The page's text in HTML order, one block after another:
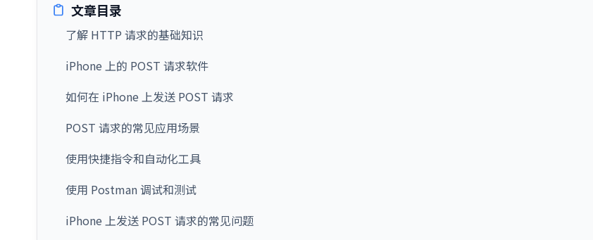
文章目录
了解 HTTP 请求的基础知识
iPhone 上的 POST 请求软件
如何在 iPhone 上发送 POST 请求
POST 请求的常见应用场景
使用快捷指令和自动化工具
使用 Postman 调试和测试
iPhone 上发送 POST 请求的常见问题